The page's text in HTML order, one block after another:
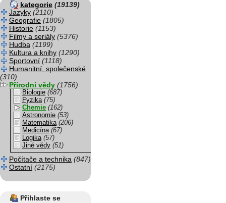
kategorie (19139)
Jazyky (2110)
Geografie (1805)
Historie (1153)
Filmy a seriály (5376)
Hudba (1199)
Kultura a knihy (1290)
Sportovní (1118)
Humanitní, společenské
(310)
Přírodní vědy (1756)
Biologie (687)
Fyzika (75)
Chemie (162)
Astronomie (53)
Matematika (206)
Medicína (67)
Logika (57)
Jiné vědy (51)
Počítače a technika (847)
Ostatní (2175)
Přihlaste se